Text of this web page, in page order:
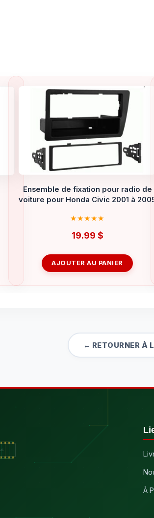
Ensemble de fixation pour radio de
voiture pour Honda Civic 2001 à
19.99 $
AJOUTER AU PANIER
← RETOURNER À
À